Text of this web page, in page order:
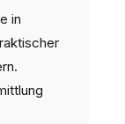
in